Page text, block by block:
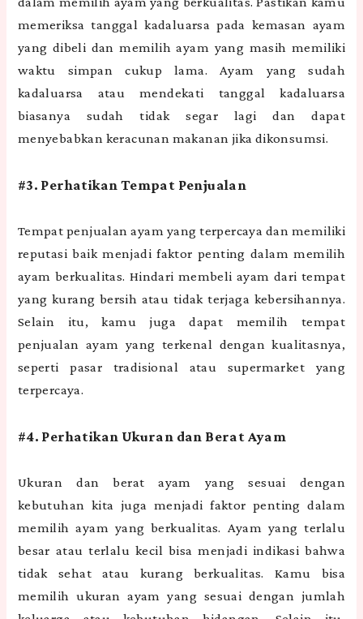
memeriksa tanggal kadaluarsa pada kemasan ayam
yang dibeli dan memilih ayam yang masih memiliki
waktu simpan cukup lama. Ayam yang sudah
kadaluarsa atau mendekati tanggal kadaluarsa
biasanya sudah tidak segar lagi dan dapat
menyebabkan keracunan makanan jika dikonsumsi.
#3. Perhatikan Tempat Penjualan
Tempat penjualan ayam yang terpercaya dan memiliki
reputasi baik menjadi faktor penting dalam memilih
ayam berkualitas. Hindari membeli ayam dari tempat
yang kurang bersih atau tidak terjaga kebersihannya.
Selain itu, kamu juga dapat memilih tempat
penjualan ayam yang terkenal dengan kualitasnya,
seperti pasar tradisional atau supermarket yang
terpercaya.
#4. Perhatikan Ukuran dan Berat Ayam
Ukuran dan berat ayam yang sesuai dengan
kebutuhan kita juga menjadi faktor penting dalam
memilih ayam yang berkualitas. Ayam yang terlalu
besar atau terlalu kecil bisa menjadi indikasi bahwa
tidak sehat atau kurang berkualitas. Kamu bisa
memilih ukuran ayam yang sesuai dengan jumlah